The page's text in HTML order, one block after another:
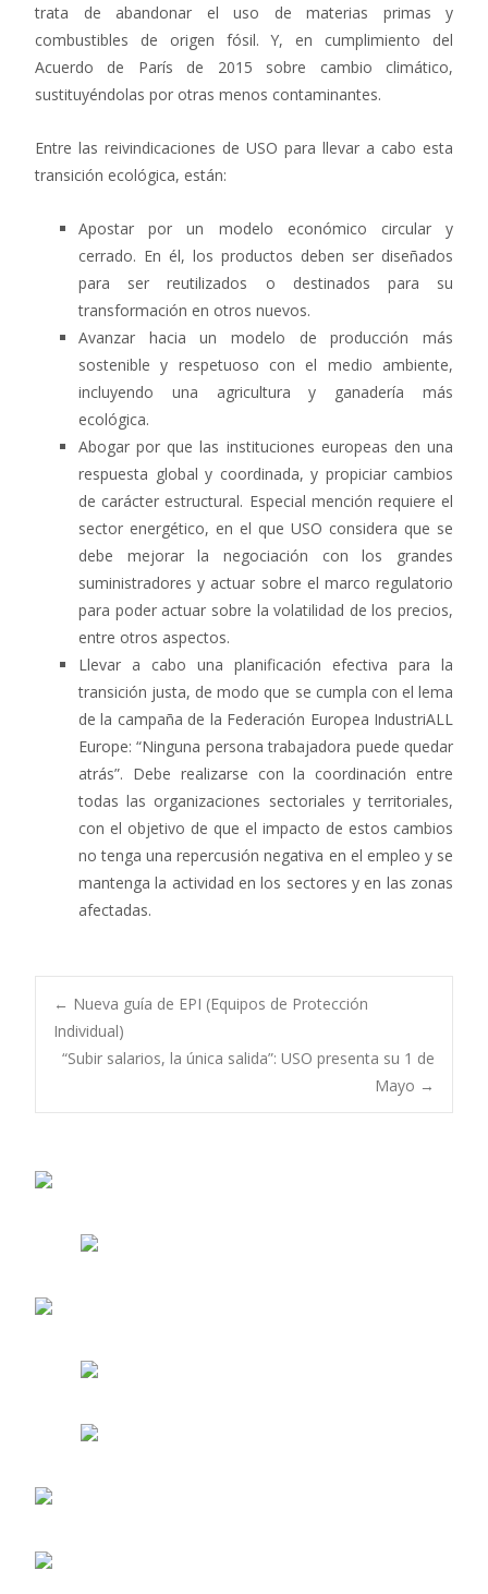
trata de abandonar el uso de materias primas y
combustibles de origen fósil. Y, en cumplimiento del
Acuerdo de París de 2015 sobre cambio climático,
sustituyéndolas por otras menos contaminantes.
Entre las reivindicaciones de USO para llevar a cabo esta
transición ecológica, están:
Apostar por un modelo económico circular y
cerrado. En él, los productos deben ser diseñados
para ser reutilizados o destinados para su
transformación en otros nuevos.
Avanzar hacia un modelo de producción más
sostenible y respetuoso con el medio ambiente,
incluyendo una agricultura y ganadería más
ecológica.
Abogar por que las instituciones europeas den una
respuesta global y coordinada, y propiciar cambios
de carácter estructural. Especial mención requiere el
sector energético, en el que USO considera que se
debe mejorar la negociación con los grandes
suministradores y actuar sobre el marco regulatorio
para poder actuar sobre la volatilidad de los precios,
entre otros aspectos.
Llevar a cabo una planificación efectiva para la
transición justa, de modo que se cumpla con el lema
de la campaña de la Federación Europea IndustriALL
Europe: “Ninguna persona trabajadora puede quedar
atrás”. Debe realizarse con la coordinación entre
todas las organizaciones sectoriales y territoriales,
con el objetivo de que el impacto de estos cambios
no tenga una repercusión negativa en el empleo y se
mantenga la actividad en los sectores y en las zonas
afectadas.
Navegación
← Nueva guía de EPI (Equipos de Protección
Individual)
“Subir salarios, la única salida”: USO presenta su 1 de
Mayo →